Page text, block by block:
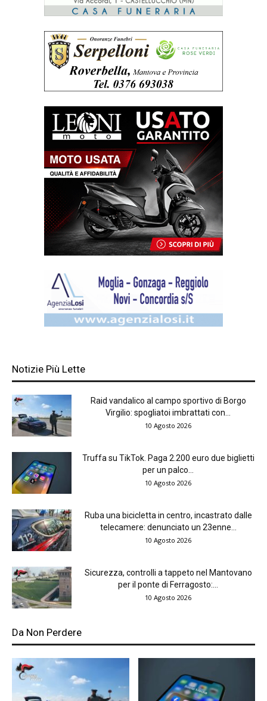
Notizie Più Lette
Raid vandalico al campo sportivo di Borgo
Virgilio: spogliatoi imbrattati con...
10 Agosto 2026
Truffa su TikTok. Paga 2.200 euro due biglietti
per un palco...
10 Agosto 2026
Ruba una bicicletta in centro, incastrato dalle
telecamere: denunciato un 23enne...
10 Agosto 2026
Sicurezza, controlli a tappeto nel Mantovano
per il ponte di Ferragosto:...
10 Agosto 2026
Da Non Perdere